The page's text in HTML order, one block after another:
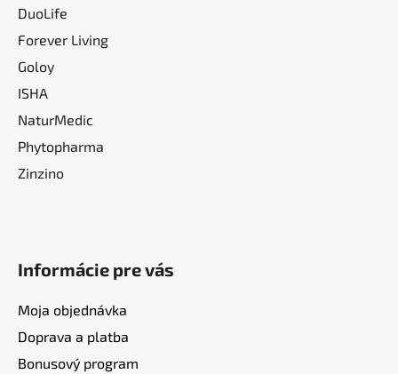
DuoLife
Forever Living
Goloy
ISHA
NaturMedic
Phytopharma
Zinzino
Informácie pre vás
Moja objednávka
Doprava a platba
Bonusový program